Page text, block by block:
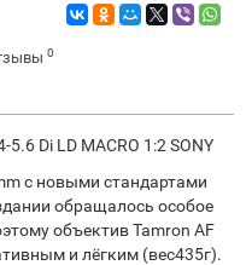
0
Di LD MACRO 1:2 SONY
с новыми стандартами
обращалось особое
объектив Tamron AF
и лёгким (вес435г).